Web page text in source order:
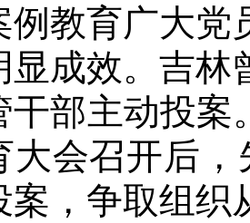
例教育广大党
显成效。吉林
干部主动投案
大会召开后
案，争取组织